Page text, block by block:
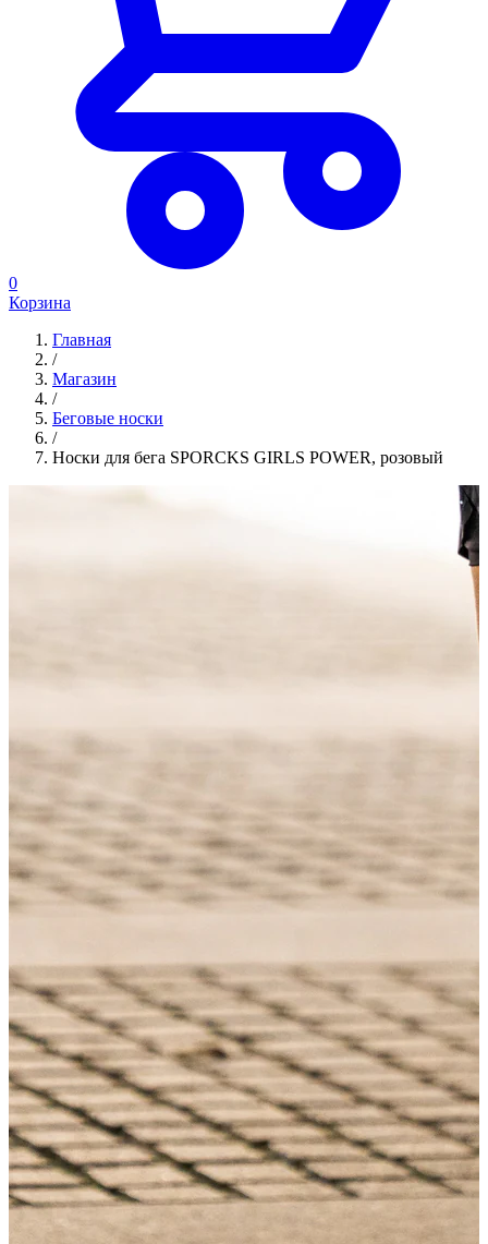
0
Корзина
Главная
/
Магазин
/
Беговые носки
/
Носки для бега SPORCKS GIRLS POWER, розовый